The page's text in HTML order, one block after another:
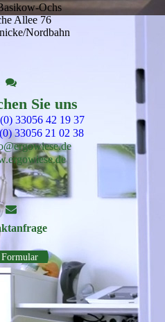
Ochs
Allee 76
Nordbahn
Sie uns
33056 42 19 37
33056 21 02 38